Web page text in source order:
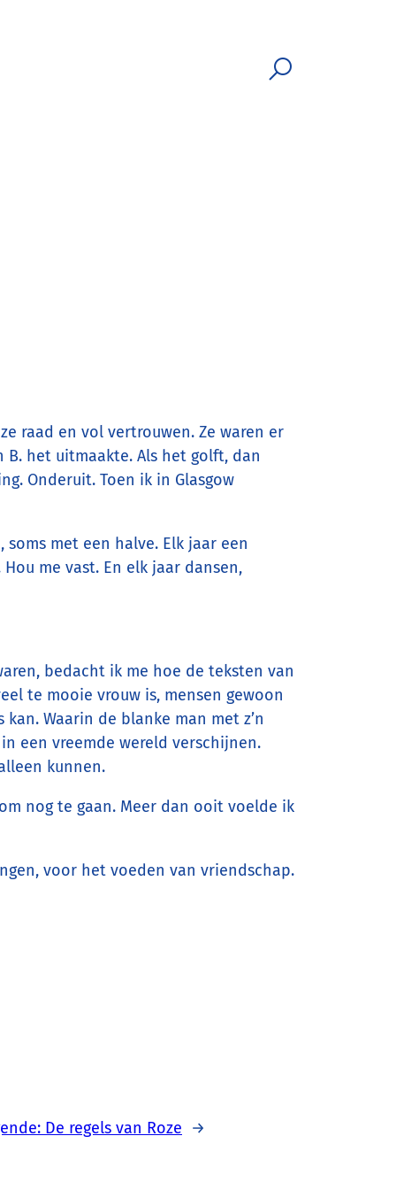
raad en vol vertrouwen. Ze waren er
het uitmaakte. Als het golft, dan
Onderuit. Toen ik in Glasgow
met een halve. Elk jaar een
me vast. En elk jaar dansen,
bedacht ik me hoe de teksten van
te mooie vrouw is, mensen gewoon
Waarin de blanke man met z’n
een vreemde wereld verschijnen.
kunnen.
nog te gaan. Meer dan ooit voelde ik
voor het voeden van vriendschap.
De regels van Roze →